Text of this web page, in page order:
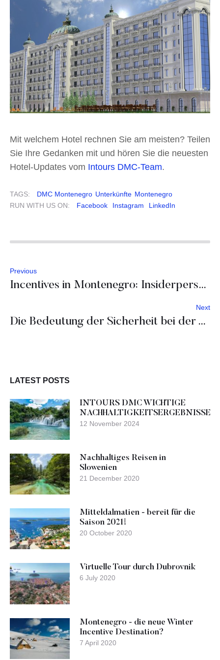
Mit welchem Hotel rechnen Sie am meisten? Teilen
Sie Ihre Gedanken mit und hören Sie die neuesten
Hotel-Updates vom Intours DMC-Team.
TAGS: DMC Montenegro Unterkünfte Montenegro
RUN WITH US ON:
Facebook Instagram LinkedIn
Previous
Incentives in Montenegro: Insiderperspektive
Next
Die Bedeutung der Sicherheit bei der Veranstaltungsplanung
LATEST POSTS
INTOURS DMC WICHTIGE
NACHHALTIGKEITSERGEBNISSE
12 November 2024
Nachhaltiges Reisen in
Slowenien
21 December 2020
Mitteldalmatien - bereit für die
Saison 2021!
20 October 2020
Virtuelle Tour durch Dubrovnik
6 July 2020
Montenegro - die neue Winter
Incentive Destination?
7 April 2020